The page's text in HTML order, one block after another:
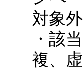
対象
・該
複、